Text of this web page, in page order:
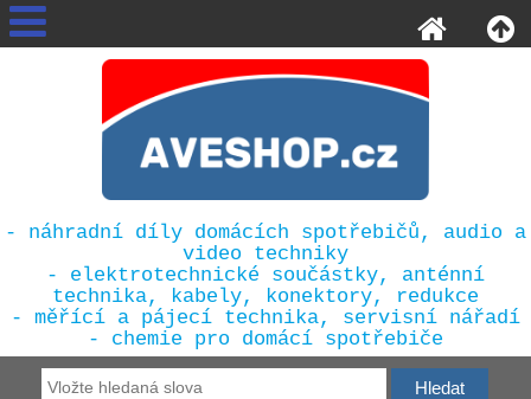
- náhradní díly domácích spotřebičů, audio a
video techniky
- elektrotechnické součástky, anténní
technika, kabely, konektory, redukce
- měřící a pájecí technika, servisní nářadí
- chemie pro domácí spotřebiče